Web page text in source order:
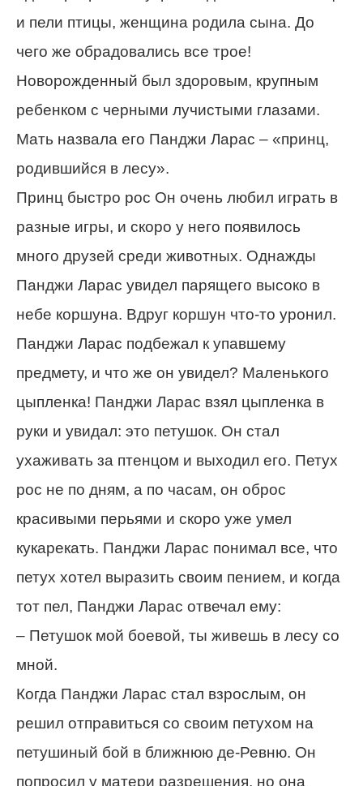
и пели птицы, женщина родила сына. До
чего же обрадовались все трое!
Новорожденный был здоровым, крупным
ребенком с черными лучистыми глазами.
Мать назвала его Панджи Ларас – «принц,
родившийся в лесу».
Принц быстро рос Он очень любил играть в
разные игры, и скоро у него появилось
много друзей среди животных. Однажды
Панджи Ларас увидел парящего высоко в
небе коршуна. Вдруг коршун что-то уронил.
Панджи Ларас подбежал к упавшему
предмету, и что же он увидел? Маленького
цыпленка! Панджи Ларас взял цыпленка в
руки и увидал: это петушок. Он стал
ухаживать за птенцом и выходил его. Петух
рос не по дням, а по часам, он оброс
красивыми перьями и скоро уже умел
кукарекать. Панджи Ларас понимал все, что
петух хотел выразить своим пением, и когда
тот пел, Панджи Ларас отвечал ему:
– Петушок мой боевой, ты живешь в лесу со
мной.
Когда Панджи Ларас стал взрослым, он
решил отправиться со своим петухом на
петушиный бой в ближнюю де-Ревню. Он
попросил у матери разрешения, но она